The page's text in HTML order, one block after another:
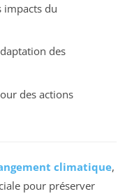
du
des
des actions
climatique,
pour préserver